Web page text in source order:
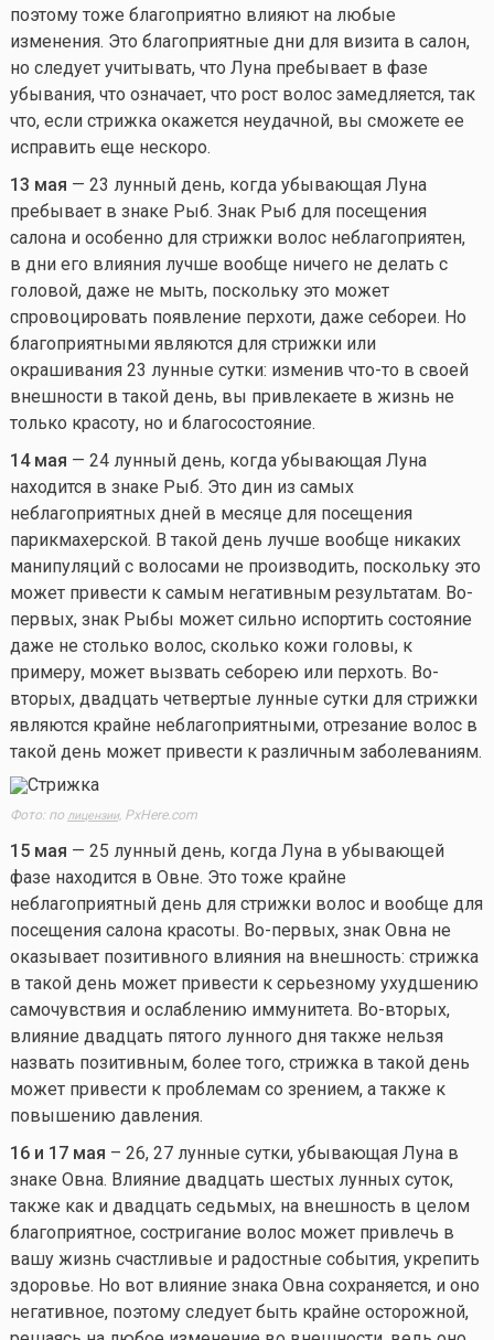
поэтому тоже благоприятно влияют на любые
изменения. Это благоприятные дни для визита в салон,
но следует учитывать, что Луна пребывает в фазе
убывания, что означает, что рост волос замедляется, так
что, если стрижка окажется неудачной, вы сможете ее
исправить еще нескоро.
13 мая — 23 лунный день, когда убывающая Луна
пребывает в знаке Рыб. Знак Рыб для посещения
салона и особенно для стрижки волос неблагоприятен,
в дни его влияния лучше вообще ничего не делать с
головой, даже не мыть, поскольку это может
спровоцировать появление перхоти, даже себореи. Но
благоприятными являются для стрижки или
окрашивания 23 лунные сутки: изменив что-то в своей
внешности в такой день, вы привлекаете в жизнь не
только красоту, но и благосостояние.
14 мая — 24 лунный день, когда убывающая Луна
находится в знаке Рыб. Это дин из самых
неблагоприятных дней в месяце для посещения
парикмахерской. В такой день лучше вообще никаких
манипуляций с волосами не производить, поскольку это
может привести к самым негативным результатам. Во-
первых, знак Рыбы может сильно испортить состояние
даже не столько волос, сколько кожи головы, к
примеру, может вызвать себорею или перхоть. Во-
вторых, двадцать четвертые лунные сутки для стрижки
являются крайне неблагоприятными, отрезание волос в
такой день может привести к различным заболеваниям.
Фото: по лицензии,PxHere.com
15 мая — 25 лунный день, когда Луна в убывающей
фазе находится в Овне. Это тоже крайне
неблагоприятный день для стрижки волос и вообще для
посещения салона красоты. Во-первых, знак Овна не
оказывает позитивного влияния на внешность: стрижка
в такой день может привести к серьезному ухудшению
самочувствия и ослаблению иммунитета. Во-вторых,
влияние двадцать пятого лунного дня также нельзя
назвать позитивным, более того, стрижка в такой день
может привести к проблемам со зрением, а также к
повышению давления.
16 и 17 мая – 26, 27 лунные сутки, убывающая Луна в
знаке Овна. Влияние двадцать шестых лунных суток,
также как и двадцать седьмых, на внешность в целом
благоприятное, состригание волос может привлечь в
вашу жизнь счастливые и радостные события, укрепить
здоровье. Но вот влияние знака Овна сохраняется, и оно
негативное, поэтому следует быть крайне осторожной,